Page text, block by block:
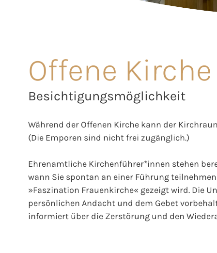
Offene Kirche
Besichtigungsmöglichkeit
Während der Offenen Kirche kann der
(Die Emporen sind nicht frei zugänglich.)
Ehrenamtliche Kirchenführer*innen stehen
wann Sie spontan an einer Führung
»Faszination Frauenkirche« gezeigt wird. Die
persönlichen Andacht und dem Gebet
informiert über die Zerstörung und den